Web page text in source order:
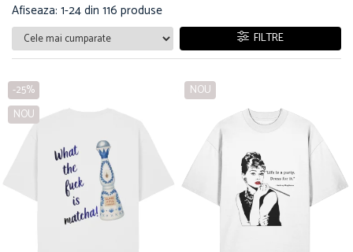
Afiseaza: 1-24din 116 produse
FILTRE
-25%
NOU
NOU